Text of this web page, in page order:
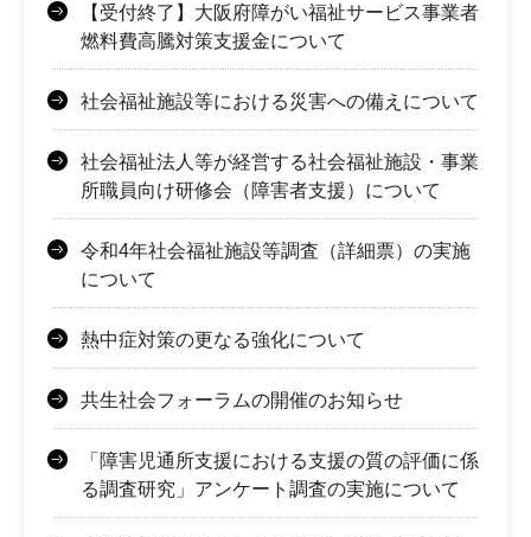
【受付終了】大阪府障がい福祉サービス事業者
燃料費高騰対策支援金について
社会福祉施設等における災害への備えについて
社会福祉法人等が経営する社会福祉施設・事業
所職員向け研修会（障害者支援）について
令和4年社会福祉施設等調査（詳細票）の実施
について
熱中症対策の更なる強化について
共生社会フォーラムの開催のお知らせ
「障害児通所支援における支援の質の評価に係
る調査研究」アンケート調査の実施について